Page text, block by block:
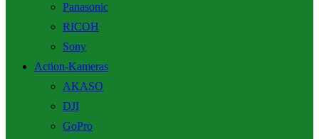
Panasonic
RICOH
Sony
Action-Kameras
AKASO
DJI
GoPro